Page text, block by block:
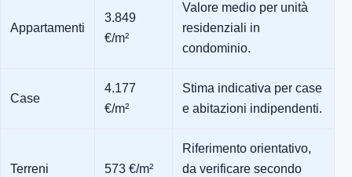
Appartamenti
3.849
€/m²
Valore medio per unità
residenziali in
condominio.
Case
4.177
€/m²
Stima indicativa per case
e abitazioni indipendenti.
Terreni 573 €/m²
Riferimento orientativo,
da verificare secondo